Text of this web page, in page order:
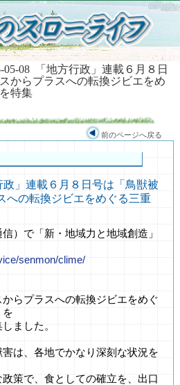
05-08 「地方行政」連載６月８日
からプラスへの転換ジビエをめ
特集
前のページへ戻る
」連載６月８日号は「鳥獣被
への転換ジビエをめぐる三重
信）で「新・地域力と地域創造」
senmon/clime/
からプラスへの転換ジビエをめぐ
を
ました。
は、各地でかなり深刻な状況を
策で、食としての確立を、出口